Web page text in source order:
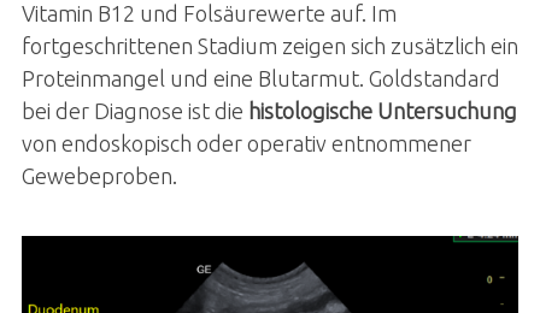
Vitamin B12 und Folsäurewerte auf. Im
fortgeschrittenen Stadium zeigen sich zusätzlich ein
Proteinmangel und eine Blutarmut. Goldstandard
bei der Diagnose ist die histologische Untersuchung
von endoskopisch oder operativ entnommener
Gewebeproben.